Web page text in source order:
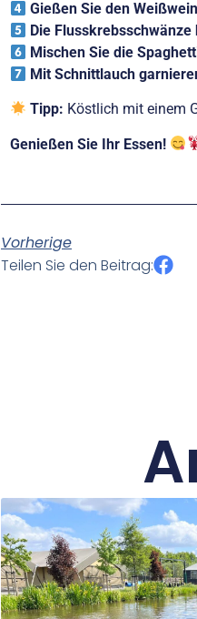
Gießen Sie den
Die
Mischen Sie die
Mit Schnittlauch
Tipp: Köstlich mit einem
Genießen Sie Ihr Essen!
Vorherige
Teilen Sie den Beitrag: